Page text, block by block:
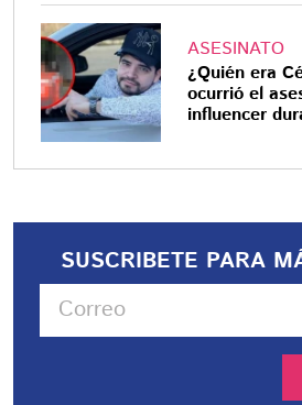
ASESINATO
¿Quién era
ocurrió el
influencer
SUSCRIBETE PARA